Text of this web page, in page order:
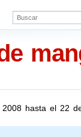
hasta el 22